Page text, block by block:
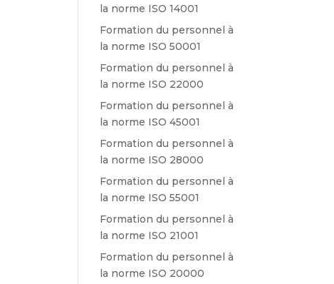
la norme ISO 14001
Formation du personnel à
la norme ISO 50001
Formation du personnel à
la norme ISO 22000
Formation du personnel à
la norme ISO 45001
Formation du personnel à
la norme ISO 28000
Formation du personnel à
la norme ISO 55001
Formation du personnel à
la norme ISO 21001
Formation du personnel à
la norme ISO 20000